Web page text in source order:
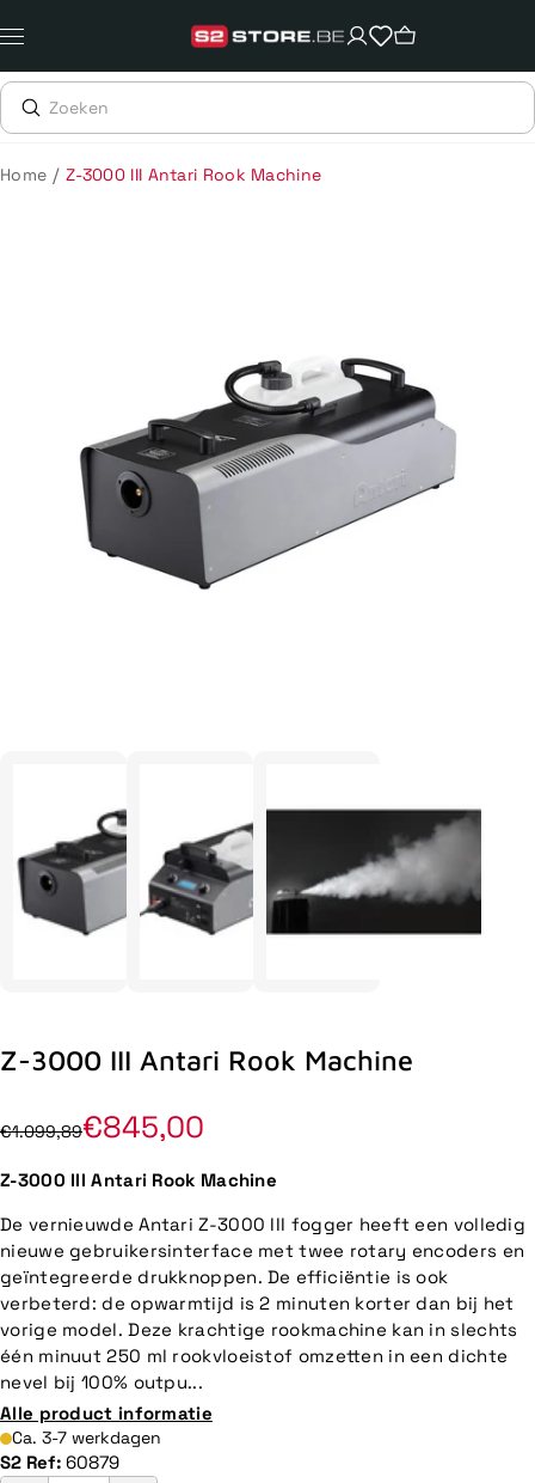
naar
content
Home / Z-3000 III Antari Rook Machine
Z-3000 III Antari Rook Machine
€1.099,89€845,00
Z-3000 III Antari Rook Machine
De vernieuwde Antari Z-3000 III fogger heeft een volledig
nieuwe gebruikersinterface met twee rotary encoders en
geïntegreerde drukknoppen. De efficiëntie is ook
verbeterd: de opwarmtijd is 2 minuten korter dan bij het
vorige model. Deze krachtige rookmachine kan in slechts
één minuut 250 ml rookvloeistof omzetten in een dichte
nevel bij 100% outpu...
Alle product informatie
Ca. 3-7 werkdagen
S2 Ref: 60879